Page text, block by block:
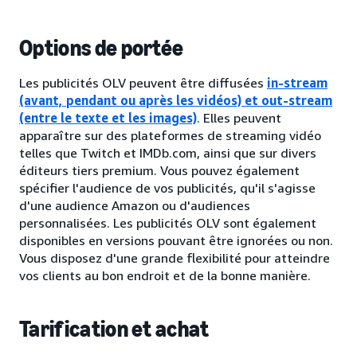
Options de portée
Les publicités OLV peuvent être diffusées in-stream
(avant, pendant ou après les vidéos) et out-stream
(entre le texte et les images). Elles peuvent
apparaître sur des plateformes de streaming vidéo
telles que Twitch et IMDb.com, ainsi que sur divers
éditeurs tiers premium. Vous pouvez également
spécifier l'audience de vos publicités, qu'il s'agisse
d'une audience Amazon ou d'audiences
personnalisées. Les publicités OLV sont également
disponibles en versions pouvant être ignorées ou non.
Vous disposez d'une grande flexibilité pour atteindre
vos clients au bon endroit et de la bonne manière.
Tarification et achat